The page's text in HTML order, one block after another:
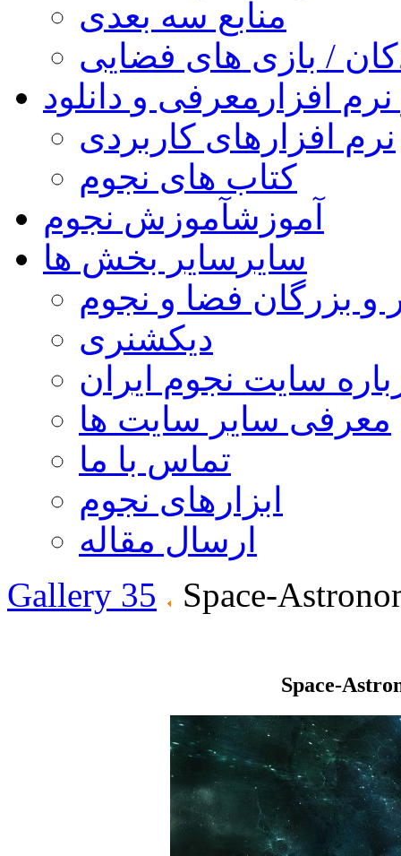
منابع سه بعدی
/ بازی های فضایی
افزار معرفی و دانلود
نرم افزارهای کاربردی
کتاب های نجوم
آموزشآموزش نجوم
سایر سایر بخش ها
و بزرگان فضا و نجوم
دیکشنری
سایت نجوم ایران
معرفی سایر سایت ها
تماس با ما
ابزارهای نجوم
ارسال مقاله
Gallery 35
Space-
Space-